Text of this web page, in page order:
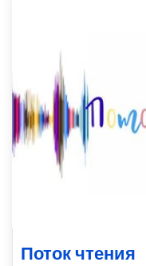
Поток чтения